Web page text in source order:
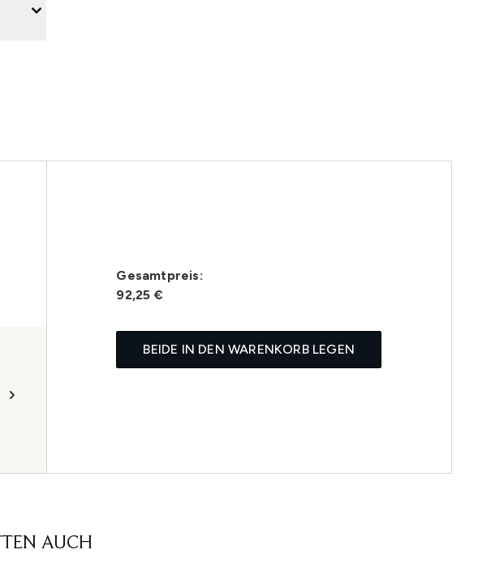
Gesamtpreis:
92,25 €
BEIDE IN DEN WARENKORB LEGEN
AUCH